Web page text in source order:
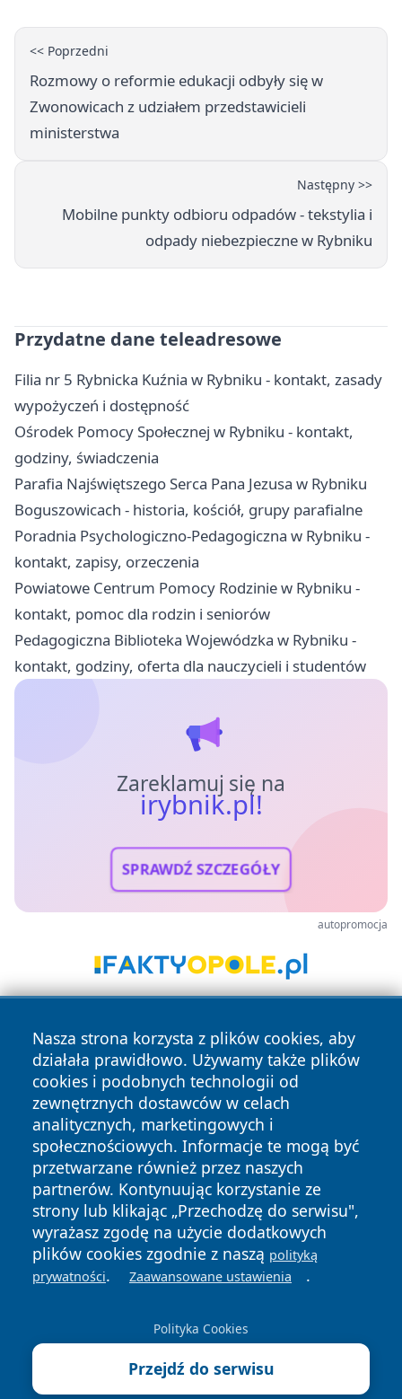
<< Poprzedni
Rozmowy o reformie edukacji odbyły się w
Zwonowicach z udziałem przedstawicieli
ministerstwa
Następny >>
Mobilne punkty odbioru odpadów - tekstylia i
odpady niebezpieczne w Rybniku
Przydatne dane teleadresowe
Filia nr 5 Rybnicka Kuźnia w Rybniku - kontakt, zasady
wypożyczeń i dostępność
Ośrodek Pomocy Społecznej w Rybniku - kontakt,
godziny, świadczenia
Parafia Najświętszego Serca Pana Jezusa w Rybniku
Boguszowicach - historia, kościół, grupy parafialne
Poradnia Psychologiczno-Pedagogiczna w Rybniku -
kontakt, zapisy, orzeczenia
Powiatowe Centrum Pomocy Rodzinie w Rybniku -
kontakt, pomoc dla rodzin i seniorów
Pedagogiczna Biblioteka Wojewódzka w Rybniku -
kontakt, godziny, oferta dla nauczycieli i studentów
Zareklamuj się na
irybnik.pl!
SPRAWDŹ SZCZEGÓŁY
autopromocja
Nasza strona korzysta z plików cookies, aby
działała prawidłowo. Używamy także plików
cookies i podobnych technologii od
zewnętrznych dostawców w celach
analitycznych, marketingowych i
społecznościowych. Informacje te mogą być
przetwarzane również przez naszych
partnerów. Kontynuując korzystanie ze
strony lub klikając „Przechodzę do serwisu",
wyrażasz zgodę na użycie dodatkowych
plików cookies zgodnie z naszą polityką
prywatności. Zaawansowane ustawienia .
Polityka Cookies
Przejdź do serwisu
Copyright © 2026 irybnik.pl Wszystkie prawa zastrzeżone.
News Autorzy
Polityka
Prywatności
Polityka
Cookies